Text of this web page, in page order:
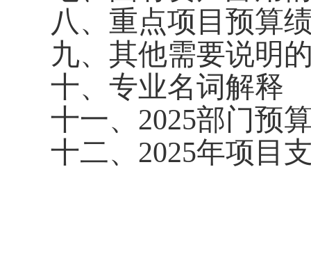
八、重点项目预算
九、其他需要说明
十、专业名词解释
十一、2025部门预
十二、2025年项目